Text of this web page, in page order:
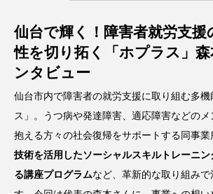
仙台で輝く！障害者就労支援
性を切り拓く「ホプラス」森
ンタビュー
仙台市内で障害者の就労支援に取り組む多機
ス」。うつ病や発達障害、適応障害などの
抱える方々の社会復帰をサポートする同事
技術を活用したソーシャルスキルトレーニン
る講座プログラムなど、革新的な取り組みで